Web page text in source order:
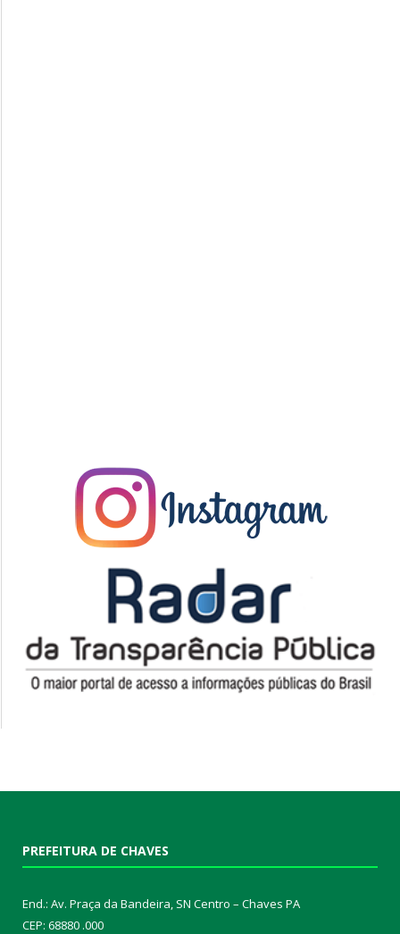
PREFEITURA DE CHAVES
End.: Av. Praça da Bandeira, SN Centro – Chaves PA
CEP: 68880 .000